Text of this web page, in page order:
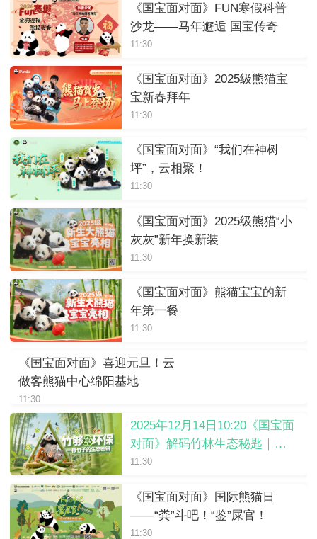
《国宝面对面》FUN寒假科普
沙龙——马年邂逅 国宝传奇
11:30
《国宝面对面》2025级熊猫宝
宝新春拜年
11:30
《国宝面对面》“我们在神树
坪”，云相聚！
11:30
《国宝面对面》2025级熊猫“小
灰灰”新年换新装
11:30
《国宝面对面》熊猫宝宝的新
年第一餐
11:30
《国宝面对面》喜迎元旦！云
做客熊猫中心绵阳基地
11:30
2025年12月14日10:20《国宝面
对面》解码竹林生态秘匙｜竹
够环保
11:30
《国宝面对面》国际熊猫日
——“粪”斗吧！“鉴”屎官！
11:30